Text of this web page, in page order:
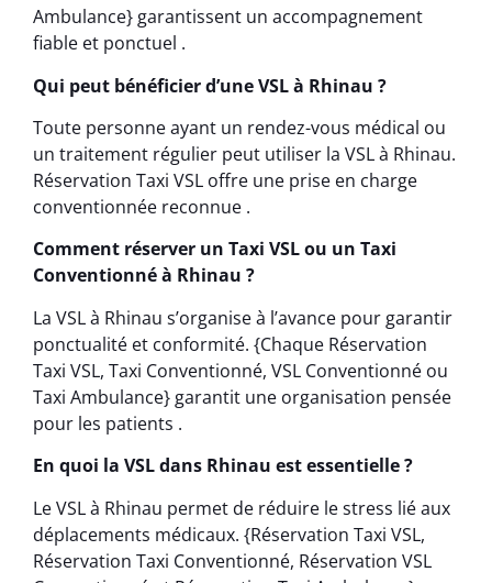
Ambulance} garantissent un accompagnement
fiable et ponctuel .
Qui peut bénéficier d’une VSL à Rhinau ?
Toute personne ayant un rendez-vous médical ou
un traitement régulier peut utiliser la VSL à Rhinau.
Réservation Taxi VSL offre une prise en charge
conventionnée reconnue .
Comment réserver un Taxi VSL ou un Taxi
Conventionné à Rhinau ?
La VSL à Rhinau s’organise à l’avance pour garantir
ponctualité et conformité. {Chaque Réservation
Taxi VSL, Taxi Conventionné, VSL Conventionné ou
Taxi Ambulance} garantit une organisation pensée
pour les patients .
En quoi la VSL dans Rhinau est essentielle ?
Le VSL à Rhinau permet de réduire le stress lié aux
déplacements médicaux. {Réservation Taxi VSL,
Réservation Taxi Conventionné, Réservation VSL